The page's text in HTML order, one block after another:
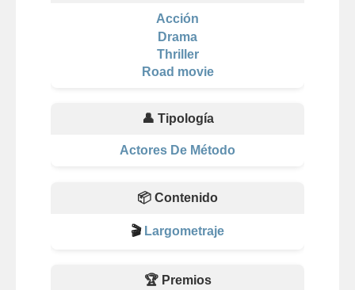
Acción
Drama
Thriller
Road movie
👤 Tipología
Actores De Método
📦 Contenido
🎬 Largometraje
🏆 Premios